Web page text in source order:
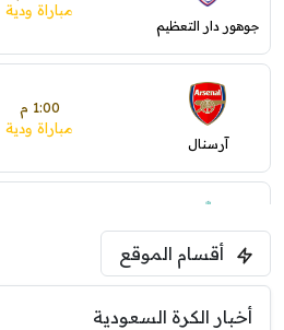
جوهور دار التعظيم
مباراة ودية
آرسنال
1:00 م
مباراة ودية
ليفربول
أقسام الموقع
أخبار الكرة السعودية